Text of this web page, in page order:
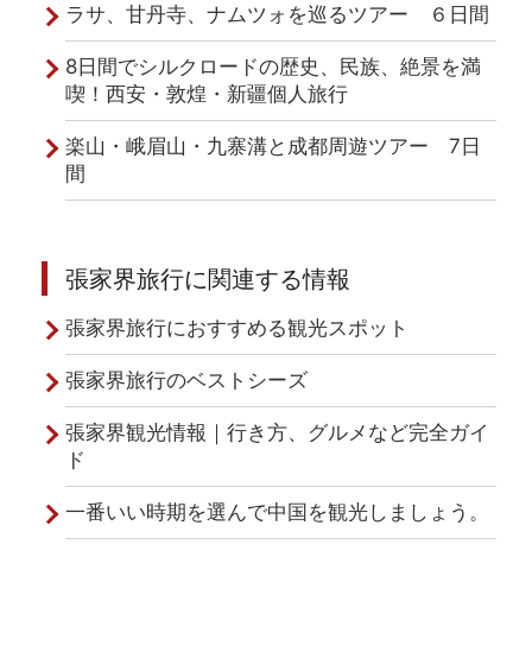
ラサ、甘丹寺、ナムツォを巡るツアー ６日間
8日間でシルクロードの歴史、民族、絶景を満
喫！西安・敦煌・新疆個人旅行
楽山・峨眉山・九寨溝と成都周遊ツアー 7日
間
張家界旅行に関連する情報
張家界旅行におすすめる観光スポット
張家界旅行のベストシーズ
張家界観光情報｜行き方、グルメなど完全ガイ
ド
一番いい時期を選んで中国を観光しましょう。